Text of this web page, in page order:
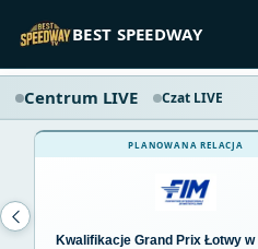
BEST SPEEDWAY
Centrum LIVE Czat LIVE
PLANOWANA RELACJA
Kwalifikacje Grand Prix Łotwy w